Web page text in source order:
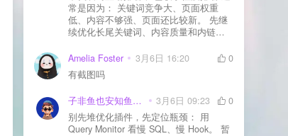
常是因为： 关键词竞争大、页面权重
低、内容不够强、页面还比较新。 先继
续优化长尾关键词、内容质量和内链，
Amelia Foster
3月6日 16:20
0
有截图吗
子非鱼也安知鱼之乐 3月6日 09:23
0
别先堆优化插件，先定位瓶颈： 用
Query Monitor 看慢 SQL、慢 Hook。 暂